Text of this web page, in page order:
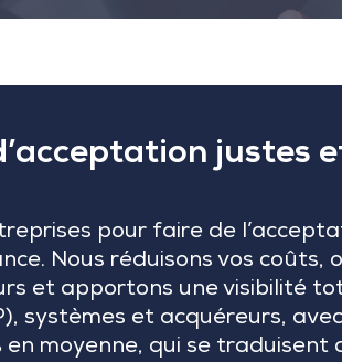
justes
pour faire de
Nous réduisons vos coûts,
et apportons une visibilité
systèmes et acquéreurs,
en moyenne, qui se